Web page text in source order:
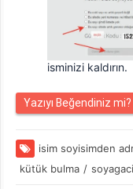
isminizi kaldırın.
Yazıyı Beğendiniz mi?
isim soyisimden
kütük bulma / soyagaci